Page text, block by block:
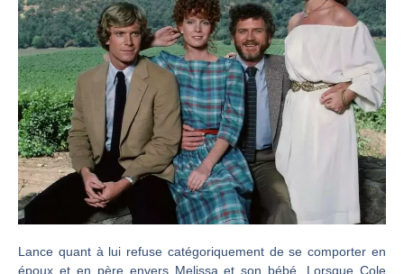
Lance quant à lui refuse catégoriquement de se comporter en
époux et en père envers Melissa et son bébé. Lorsque Cole